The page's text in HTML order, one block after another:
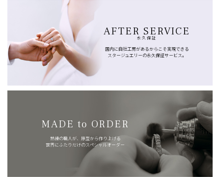
AFTER SERVICE
永久保証
国内に自社工房があるからこそ実現できる
スタージュエリーの永久保証サービス。
MADE to ORDER
熟練の職人が、原型から作り上げる
世界にふたりだけのスペシャルオーダー